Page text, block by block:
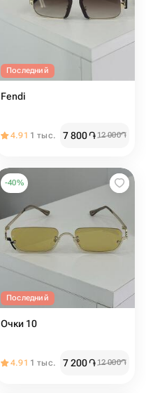
Последний
Fendi
4.91 1 тыс. 7 800֏12 000֏
-40%
Последний
Очки 10
4.91 1 тыс. 7 200֏12 000֏